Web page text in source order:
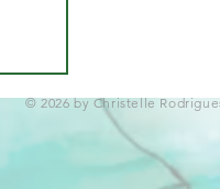
© 2026 by Christelle